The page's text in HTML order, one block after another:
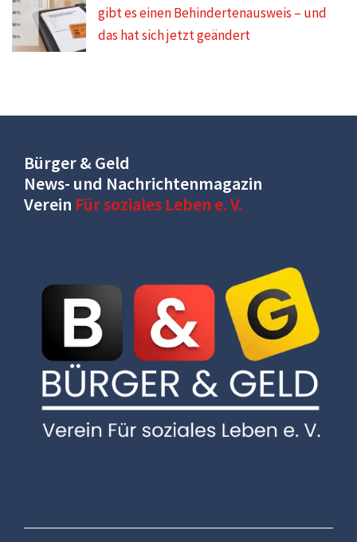
gibt es einen Behindertenausweis – und
das hat sich jetzt geändert
Bürger & Geld
News- und Nachrichtenmagazin
Verein Für soziales Leben e. V.